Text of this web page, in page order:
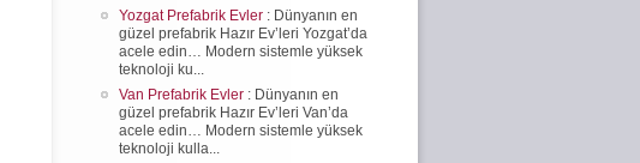
Yozgat Prefabrik Evler : Dünyanın en
güzel prefabrik Hazır Ev’leri Yozgat’da
acele edin… Modern sistemle yüksek
teknoloji ku...
Van Prefabrik Evler : Dünyanın en
güzel prefabrik Hazır Ev’leri Van’da
acele edin… Modern sistemle yüksek
teknoloji kulla...